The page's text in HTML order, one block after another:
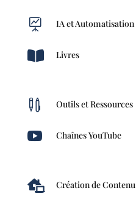
 IA et Automatisation
 Livres
 Outils et Ressources
 Chaînes YouTube
 Création de Contenu